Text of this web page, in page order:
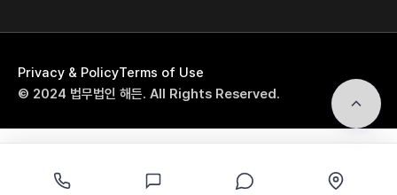
Privacy & PolicyTerms of Use
© 2024 법무법인 해든. All Rights Reserved.
해든 퀵 메뉴